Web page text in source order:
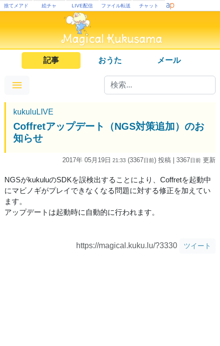
捨てメアド 絵チャ LIVE配信 ファイル転送 チャット
記事 おうた メール
kukuluLIVE
Coffretアップデート（NGS対策追加）のお
知らせ
2017年 05月19日 21:33 (3367日前) 投稿 | 3367日前 更新
NGSがkukuluのSDKを誤検出することにより、Coffretを起動中
にマビノギがプレイできなくなる問題に対する修正を加えてい
ます。
アップデートは起動時に自動的に行われます。
https://magical.kuku.lu/?3330 ツイート